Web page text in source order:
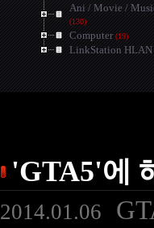
Ani / Movie /
(130)
Computer(19)
LinkStation HLAN
'GTA5'에
2014.01.06